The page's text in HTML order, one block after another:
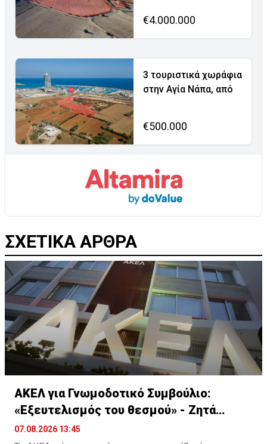
€4.000.000
3 τουριστικά χωράφια
στην Αγία Νάπα, από
€500.000
ΣΧΕΤΙΚΑ ΑΡΘΡΑ
ΑΚΕΛ για Γνωμοδοτικό Συμβούλιο:
«Εξευτελισμός του θεσμού» - Ζητά
παραιτήσεις
07.08.2026 13:45